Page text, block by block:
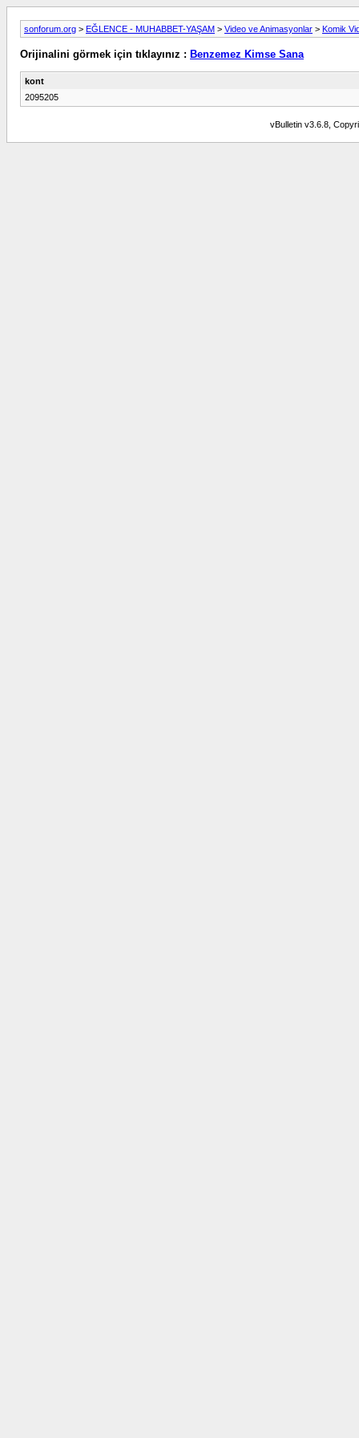
sonforum.org > EĞLENCE - MUHABBET-YAŞAM > Video ve Animasyonlar > Komik
Orijinalini görmek için tıklayınız : Benzemez Kimse Sana
kont
2095205
vBulletin v3.6.8,